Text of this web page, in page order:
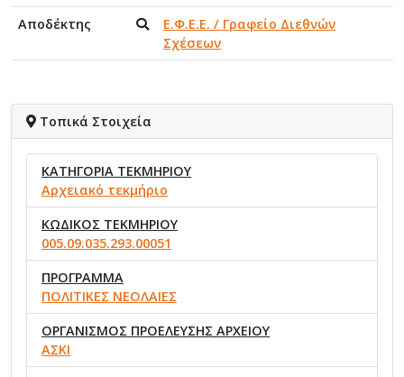
Αποδέκτης
Ε.Φ.Ε.Ε. / Γραφείο Διεθνών
Σχέσεων
Τοπικά Στοιχεία
ΚΑΤΗΓΟΡΙΑ ΤΕΚΜΗΡΙΟΥ
Αρχειακό τεκμήριο
ΚΩΔΙΚΟΣ ΤΕΚΜΗΡΙΟΥ
005.09.035.293.00051
ΠΡΟΓΡΑΜΜΑ
ΠΟΛΙΤΙΚΕΣ ΝΕΟΛΑΙΕΣ
ΟΡΓΑΝΙΣΜΟΣ ΠΡΟΕΛΕΥΣΗΣ ΑΡΧΕΙΟΥ
ΑΣΚΙ